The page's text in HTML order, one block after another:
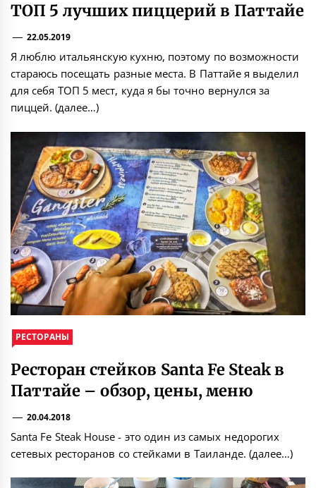
ТОП 5 лучших пиццерий в Паттайе
22.05.2019
Я люблю итальянскую кухню, поэтому по возможности
стараюсь посещать разные места. В Паттайе я выделил
для себя ТОП 5 мест, куда я бы точно вернулся за
пиццей. (далее…)
РЕСТОРАНЫ
Ресторан стейков Santa Fe Steak в
Паттайе – обзор, цены, меню
20.04.2018
Santa Fe Steak House - это один из самых недорогих
сетевых ресторанов со стейками в Таиланде. (далее…)